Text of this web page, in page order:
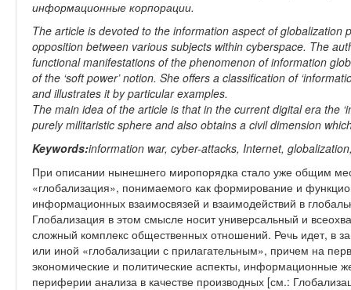
информационные корпорации.
The article is devoted to the information aspect of globalization
opposition between various subjects within cyberspace. The
functional manifestations of the phenomenon of information
of the ‘soft power’ notion. She offers a classification of
and illustrates it by particular examples.
The main idea of the article is that in the current digital era the
purely militaristic sphere and also obtains a civil dimension
Keywords:information war, cyber-attacks, Internet,
При описании нынешнего миропорядка стало уже общим
«глобализация», понимаемого как формирование и
информационных взаимосвязей и взаимодействий в
Глобализация в этом смысле носит универсальный и
сложный комплекс общественных отношений. Речь идет, в
или иной «глобализации с прилагательным», причем на
экономические и политические аспекты, информационные
периферии анализа в качестве производных [см.: